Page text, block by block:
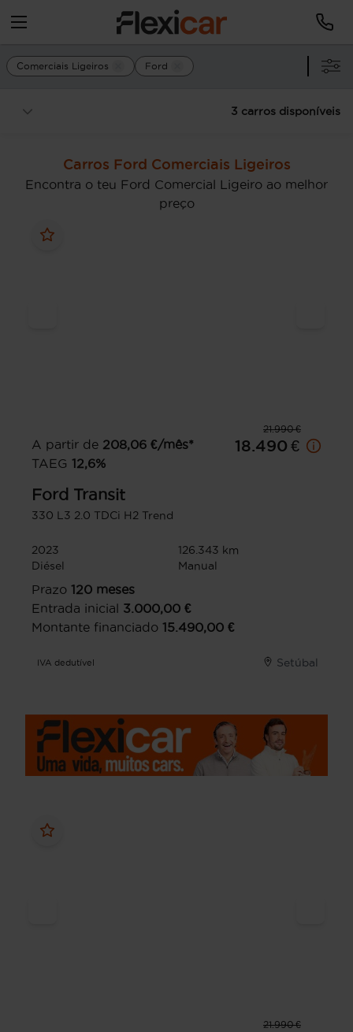
Comerciais Ligeiros Ford
3 carros disponíveis
Carros Ford Comerciais Ligeiros
Encontra o teu Ford Comercial Ligeiro ao melhor
preço
21.990 €
A partir de 208,06 €/mês*
TAEG 12,6%
18.490 €
Ford Transit
330 L3 2.0 TDCi H2 Trend
2023
126.343 km
Diésel
Manual
Prazo 120 meses
Entrada inicial 3.000,00 €
Montante financiado 15.490,00 €
IVA dedutível Setúbal
21.990 €